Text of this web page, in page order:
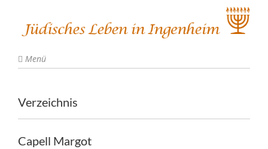
Menü
Verzeichnis
Capell Margot